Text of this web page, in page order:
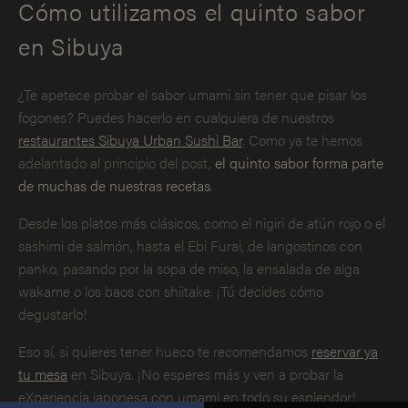
Cómo utilizamos el quinto sabor
en Sibuya
¿Te apetece probar el sabor umami sin tener que pisar los
fogones? Puedes hacerlo en cualquiera de nuestros
restaurantes Sibuya Urban Sushi Bar. Como ya te hemos
adelantado al principio del post, el quinto sabor forma parte
de muchas de nuestras recetas.
Desde los platos más clásicos, como el nigiri de atún rojo o el
sashimi de salmón, hasta el Ebi Furai, de langostinos con
panko, pasando por la sopa de miso, la ensalada de alga
wakame o los baos con shiitake. ¡Tú decides cómo
degustarlo!
Eso sí, si quieres tener hueco te recomendamos reservar ya
tu mesa en Sibuya. ¡No esperes más y ven a probar la
eXperiencia japonesa con umami en todo su esplendor!